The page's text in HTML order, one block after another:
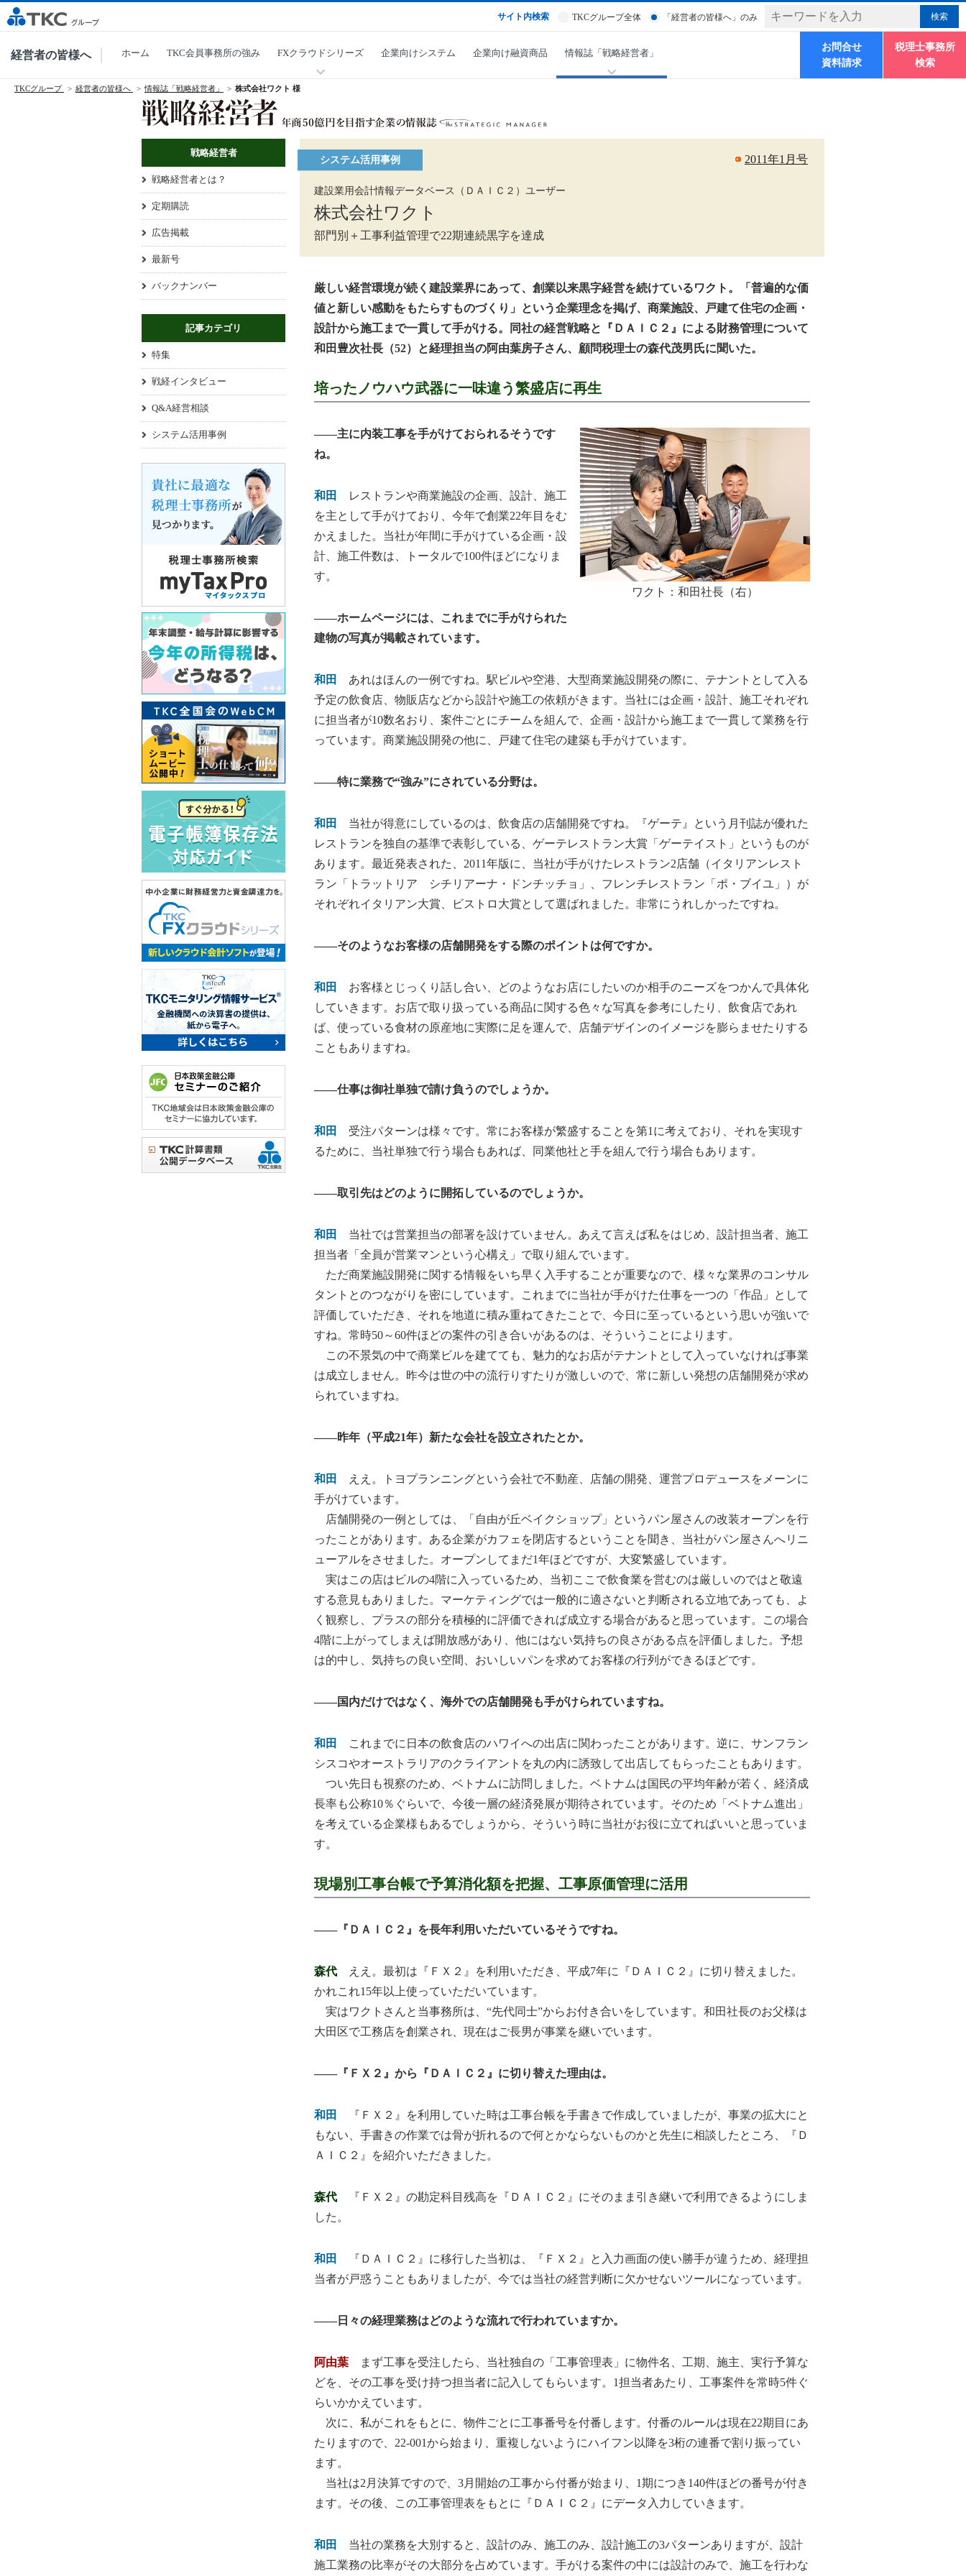
サイト内検索 TKCグループ全体 「経営者の皆様へ」のみ
経営者の皆様へ ホーム TKC会員事務所の強み FXクラウドシリーズ 企業向けシステム 企業向け融資商品 情報誌「戦略経営者」
お問合せ
資料請求
税理士事務所
検索
TKCグループ 経営者の皆様へ 情報誌「戦略経営者」 株式会社ワクト 様
2011年1月号
システム活用事例
建設業用会計情報データベース（ＤＡＩＣ２）ユーザー
株式会社ワクト
部門別＋工事利益管理で22期連続黒字を達成
厳しい経営環境が続く建設業界にあって、創業以来黒字経営を続けているワクト。「普遍的な価
値と新しい感動をもたらすものづくり」という企業理念を掲げ、商業施設、戸建て住宅の企画・
設計から施工まで一貫して手がける。同社の経営戦略と『ＤＡＩＣ２』による財務管理について
和田豊次社長（52）と経理担当の阿由葉房子さん、顧問税理士の森代茂男氏に聞いた。
培ったノウハウ武器に一味違う繁盛店に再生
ワクト：和田社長（右）
――主に内装工事を手がけておられるそうです
ね。
和田
レストランや商業施設の企画、設計、施工
を主として手がけており、今年で創業22年目をむ
かえました。当社が年間に手がけている企画・設
計、施工件数は、トータルで100件ほどになりま
す。
――ホームページには、これまでに手がけられた
建物の写真が掲載されています。
和田
あれはほんの一例ですね。駅ビルや空港、大型商業施設開発の際に、テナントとして入る
予定の飲食店、物販店などから設計や施工の依頼がきます。当社には企画・設計、施工それぞれ
に担当者が10数名おり、案件ごとにチームを組んで、企画・設計から施工まで一貫して業務を行
っています。商業施設開発の他に、戸建て住宅の建築も手がけています。
――特に業務で“強み”にされている分野は。
和田
当社が得意にしているのは、飲食店の店舗開発ですね。『ゲーテ』という月刊誌が優れた
レストランを独自の基準で表彰している、ゲーテレストラン大賞「ゲーテイスト」というものが
あります。最近発表された、2011年版に、当社が手がけたレストラン2店舗（イタリアンレスト
ラン「トラットリア シチリアーナ・ドンチッチョ」、フレンチレストラン「ポ・ブイユ」）が
それぞれイタリアン大賞、ビストロ大賞として選ばれました。非常にうれしかったですね。
――そのようなお客様の店舗開発をする際のポイントは何ですか。
和田
お客様とじっくり話し合い、どのようなお店にしたいのか相手のニーズをつかんで具体化
していきます。お店で取り扱っている商品に関する色々な写真を参考にしたり、飲食店であれ
ば、使っている食材の原産地に実際に足を運んで、店舗デザインのイメージを膨らませたりする
こともありますね。
――仕事は御社単独で請け負うのでしょうか。
和田
受注パターンは様々です。常にお客様が繁盛することを第1に考えており、それを実現す
るために、当社単独で行う場合もあれば、同業他社と手を組んで行う場合もあります。
――取引先はどのように開拓しているのでしょうか。
和田
当社では営業担当の部署を設けていません。あえて言えば私をはじめ、設計担当者、施工
担当者「全員が営業マンという心構え」で取り組んでいます。
ただ商業施設開発に関する情報をいち早く入手することが重要なので、様々な業界のコンサル
タントとのつながりを密にしています。これまでに当社が手がけた仕事を一つの「作品」として
評価していただき、それを地道に積み重ねてきたことで、今日に至っているという思いが強いで
すね。常時50～60件ほどの案件の引き合いがあるのは、そういうことによります。
この不景気の中で商業ビルを建てても、魅力的なお店がテナントとして入っていなければ事業
は成立しません。昨今は世の中の流行りすたりが激しいので、常に新しい発想の店舗開発が求め
られていますね。
――昨年（平成21年）新たな会社を設立されたとか。
和田
ええ。トヨプランニングという会社で不動産、店舗の開発、運営プロデュースをメーンに
手がけています。
店舗開発の一例としては、「自由が丘ベイクショップ」というパン屋さんの改装オープンを行
ったことがあります。ある企業がカフェを閉店するということを聞き、当社がパン屋さんへリニ
ューアルをさせました。オープンしてまだ1年ほどですが、大変繁盛しています。
実はこの店はビルの4階に入っているため、当初ここで飲食業を営むのは厳しいのではと敬遠
する意見もありました。マーケティングでは一般的に適さないと判断される立地であっても、よ
く観察し、プラスの部分を積極的に評価できれば成立する場合があると思っています。この場合
4階に上がってしまえば開放感があり、他にはない気持ちの良さがある点を評価しました。予想
は的中し、気持ちの良い空間、おいしいパンを求めてお客様の行列ができるほどです。
――国内だけではなく、海外での店舗開発も手がけられていますね。
和田
これまでに日本の飲食店のハワイへの出店に関わったことがあります。逆に、サンフラン
シスコやオーストラリアのクライアントを丸の内に誘致して出店してもらったこともあります。
つい先日も視察のため、ベトナムに訪問しました。ベトナムは国民の平均年齢が若く、経済成
長率も公称10％ぐらいで、今後一層の経済発展が期待されています。そのため「ベトナム進出」
を考えている企業様もあるでしょうから、そういう時に当社がお役に立てればいいと思っていま
す。
現場別工事台帳で予算消化額を把握、工事原価管理に活用
――『ＤＡＩＣ２』を長年利用いただいているそうですね。
森代 ええ。最初は『ＦＸ２』を利用いただき、平成7年に『ＤＡＩＣ２』に切り替えました。
かれこれ15年以上使っていただいています。
実はワクトさんと当事務所は、“先代同士”からお付き合いをしています。和田社長のお父様は
大田区で工務店を創業され、現在はご長男が事業を継いでいます。
――『ＦＸ２』から『ＤＡＩＣ２』に切り替えた理由は。
和田
『ＦＸ２』を利用していた時は工事台帳を手書きで作成していましたが、事業の拡大にと
もない、手書きの作業では骨が折れるので何とかならないものかと先生に相談したところ、『Ｄ
ＡＩＣ２』を紹介いただきました。
森代 『ＦＸ２』の勘定科目残高を『ＤＡＩＣ２』にそのまま引き継いで利用できるようにしま
した。
和田
『ＤＡＩＣ２』に移行した当初は、『ＦＸ２』と入力画面の使い勝手が違うため、経理担
当者が戸惑うこともありましたが、今では当社の経営判断に欠かせないツールになっています。
――日々の経理業務はどのような流れで行われていますか。
阿由葉 まず工事を受注したら、当社独自の「工事管理表」に物件名、工期、施主、実行予算な
どを、その工事を受け持つ担当者に記入してもらいます。1担当者あたり、工事案件を常時5件ぐ
らいかかえています。
次に、私がこれをもとに、物件ごとに工事番号を付番します。付番のルールは現在22期目にあ
たりますので、22-001から始まり、重複しないようにハイフン以降を3桁の連番で割り振ってい
ます。
当社は2月決算ですので、3月開始の工事から付番が始まり、1期につき140件ほどの番号が付き
ます。その後、この工事管理表をもとに『ＤＡＩＣ２』にデータ入力していきます。
和田
当社の業務を大別すると、設計のみ、施工のみ、設計施工の3パターンありますが、設計
施工業務の比率がその大部分を占めています。手がける案件の中には設計のみで、施工を行わな
戦略経営者
戦略経営者とは？
定期購読
広告掲載
最新号
バックナンバー
記事カテゴリ
特集
戦経インタビュー
Q&A経営相談
システム活用事例